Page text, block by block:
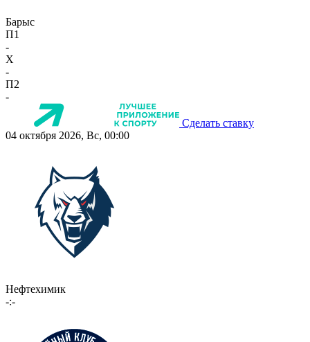
Барыс
П1
-
X
-
П2
-
Сделать ставку
04 октября 2026, Вс, 00:00
Нефтехимик
-:-